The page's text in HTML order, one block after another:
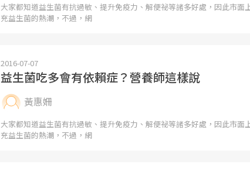
大家都知道益生菌有抗過敏、提升免疫力、解便祕等諸多好處，因此市面
充益生菌的熱潮，不過，網
2016-07-07
益生菌吃多會有依賴症？營養師這樣說
黃惠姍
大家都知道益生菌有抗過敏、提升免疫力、解便祕等諸多好處，因此市面
充益生菌的熱潮，不過，網